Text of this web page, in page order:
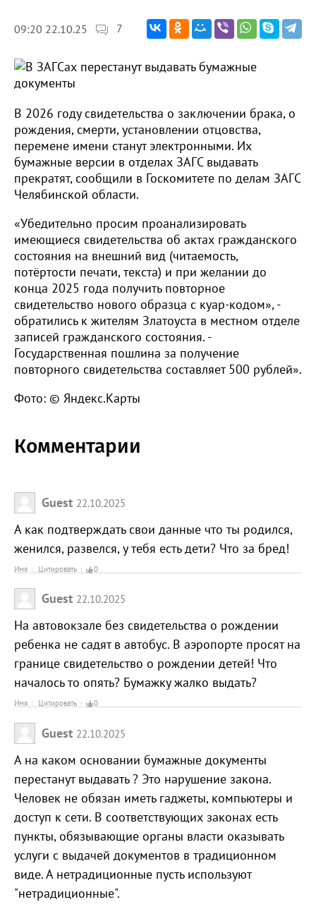
09:20 22.10.25 7
В 2026 году свидетельства о заключении брака, о
рождения, смерти, установлении отцовства,
перемене имени станут электронными. Их
бумажные версии в отделах ЗАГС выдавать
прекратят, сообщили в Госкомитете по делам ЗАГС
Челябинской области.
«Убедительно просим проанализировать
имеющиеся свидетельства об актах гражданского
состояния на внешний вид (читаемость,
потёртости печати, текста) и при желании до
конца 2025 года получить повторное
свидетельство нового образца с куар-кодом», -
обратились к жителям Златоуста в местном отделе
записей гражданского состояния. -
Государственная пошлина за получение
повторного свидетельства составляет 500 рублей».
Фото: © Яндекс.Карты
Комментарии
Guest 22.10.2025
А как подтверждать свои данные что ты родился,
женился, развелся, у тебя есть дети? Что за бред!
Имя Цитировать 0
Guest 22.10.2025
На автовокзале без свидетельства о рождении
ребенка не садят в автобус. В аэропорте просят на
границе свидетельство о рождении детей! Что
началось то опять? Бумажку жалко выдать?
Имя Цитировать 0
Guest 22.10.2025
А на каком основании бумажные документы
перестанут выдавать ? Это нарушение закона.
Человек не обязан иметь гаджеты, компьютеры и
доступ к сети. В соответствующих законах есть
пункты, обязывающие органы власти оказывать
услуги с выдачей документов в традиционном
виде. А нетрадиционные пусть используют
"нетрадиционные".